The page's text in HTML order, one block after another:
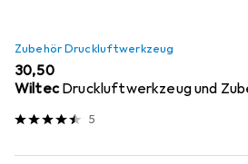
Zubehör Druckluftwerkzeug
EUR
30,50
Wiltec Druckluftwerkzeug und
5